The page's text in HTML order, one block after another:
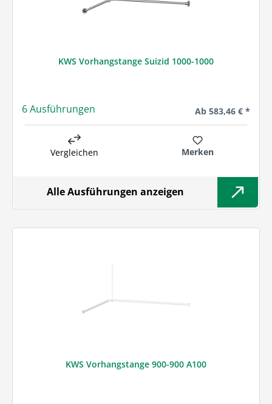
KWS Vorhangstange Suizid 1000-1000
6 Ausführungen Regulärer Preis:
Ab 583,46 € *
Vergleichen Merken
Alle Ausführungen anzeigen
KWS Vorhangstange 900-900 A100